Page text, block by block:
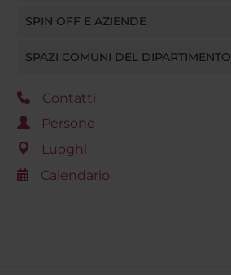
SPIN OFF E AZIENDE
SPAZI COMUNI DEL DIPARTIMENTO
Contatti
Persone
Luoghi
Calendario